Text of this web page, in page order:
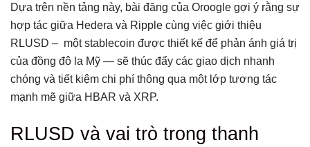
Dựa trên nền tảng này, bài đăng của Oroogle gợi ý rằng sự
hợp tác giữa Hedera và Ripple cùng việc giới thiệu
RLUSD – một stablecoin được thiết kế để phản ánh giá trị
của đồng đô la Mỹ — sẽ thúc đẩy các giao dịch nhanh
chóng và tiết kiệm chi phí thông qua một lớp tương tác
mạnh mẽ giữa HBAR và XRP.
RLUSD và vai trò trong thanh